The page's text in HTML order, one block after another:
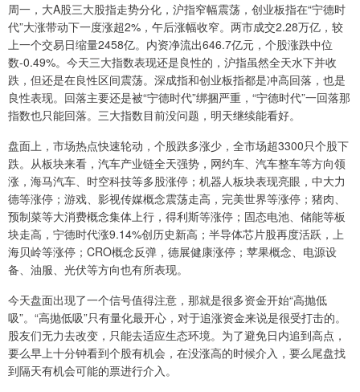
周一，大A股三大股指走势分化，沪指窄幅震荡，创业板指在“宁德时
代”大涨带动下一度涨超2%，午后涨幅收窄。两市成交2.28万亿，较
上一个交易日缩量2458亿。内资净流出646.7亿元，个股涨跌中位
数-0.49%。今天三大指数表现还是良性的，沪指虽然全天水下并收
跌，但还是在良性区间震荡。深成指和创业板指都是冲高回落，也是
良性表现。回落主要还是被“宁德时代”绑捆严重，“宁德时代”一回落那
指数也只能回落。三大指数目前没问题，明天继续能看好。
盘面上，市场热点快速轮动，个股跌多涨少，全市场超3300只个股下
跌。从板块来看，汽车产业链全天强势，网约车、汽车整车等方向领
涨，海马汽车、时空科技等多股涨停；机器人板块表现亮眼，中大力
德等涨停；游戏、影视传媒概念震荡走高，完美世界等涨停；猪肉、
预制菜等大消费概念集体上行，得利斯等涨停；固态电池、储能等板
块走高，宁德时代涨9.14%创历史新高；半导体芯片股再度活跃，上
海贝岭等涨停；CRO概念反弹，德展健康涨停；苹果概念、电源设
备、油服、光伏等方向也有所表现。
今天盘面出现了一个信号值得注意，那就是很多资金开始“高抛低
吸”。“高抛低吸”只有量化最开心，对于追涨资金来说是很受打击的。
股友们无力去改变，只能去适应生态环境。为了避免日内追到高点，
要么早上十分钟看到个股有机会，在没涨高的时候介入，要么尾盘找
到隔天有机会可能的票进行介入。